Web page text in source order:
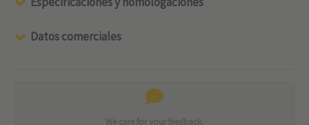
Datos comerciales